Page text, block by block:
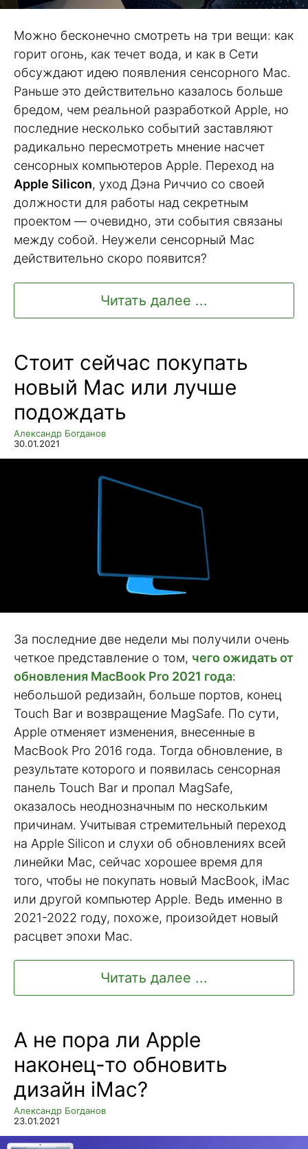
Можно бесконечно смотреть на три вещи: как
горит огонь, как течет вода, и как в Сети
обсуждают идею появления сенсорного Mac.
Раньше это действительно казалось больше
бредом, чем реальной разработкой Apple, но
последние несколько событий заставляют
радикально пересмотреть мнение насчет
сенсорных компьютеров Apple. Переход на
Apple Silicon, уход Дэна Риччио со своей
должности для работы над секретным
проектом — очевидно, эти события связаны
между собой. Неужели сенсорный Mac
действительно скоро появится?
Читать далее ...
Стоит сейчас покупать
новый Mac или лучше
подождать
Александр Богданов
30.01.2021
За последние две недели мы получили очень
четкое представление о том, чего ожидать от
обновления MacBook Pro 2021 года:
небольшой редизайн, больше портов, конец
Touch Bar и возвращение MagSafe. По сути,
Apple отменяет изменения, внесенные в
MacBook Pro 2016 года. Тогда обновление, в
результате которого и появилась сенсорная
панель Touch Bar и пропал MagSafe,
оказалось неоднозначным по нескольким
причинам. Учитывая стремительный переход
на Apple Silicon и слухи об обновлениях всей
линейки Mac, сейчас хорошее время для
того, чтобы не покупать новый MacBook, iMac
или другой компьютер Apple. Ведь именно в
2021-2022 году, похоже, произойдет новый
расцвет эпохи Mac.
Читать далее ...
А не пора ли Apple
наконец-то обновить
дизайн iMac?
Александр Богданов
23.01.2021